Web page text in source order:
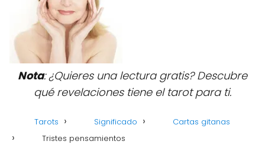
Nota: ¿Quieres una lectura gratis? Descubre
qué revelaciones tiene el tarot para ti.
Tarots Significado
Cartas gitanas
Tristes pensamientos